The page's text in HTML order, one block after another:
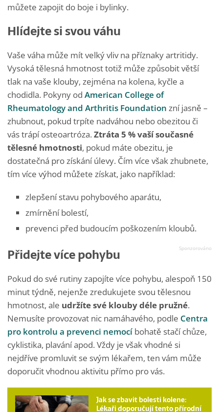
můžete zapojit do boje i bylinky.
Hlídejte si svou váhu
Vaše váha může mít velký vliv na příznaky artritidy.
Vysoká tělesná hmotnost totiž může způsobit větší
tlak na vaše klouby, zejména na kolena, kyčle a
chodidla. Pokyny od American College of
Rheumatology and Arthritis Foundation zní jasně –
zhubnout, pokud trpíte nadváhou nebo obezitou či
vás trápí osteoartróza. Ztráta 5 % vaší současné
tělesné hmotnosti, pokud máte obezitu, je
dostatečná pro získání úlevy. Čím více však zhubnete,
tím více výhod můžete získat, jako například:
zlepšení stavu pohybového aparátu,
zmírnění bolestí,
prevenci před budoucím poškozením kloubů.
Přidejte více pohybu
Pokud do své rutiny zapojíte více pohybu, alespoň 150
minut týdně, nejenže zredukujete svou tělesnou
hmotnost, ale udržíte své klouby déle pružné.
Nemusíte provozovat nic namáhavého, podle Centra
pro kontrolu a prevenci nemocí bohatě stačí chůze,
cyklistika, plavání apod. Vždy je však vhodné si
nejdříve promluvit se svým lékařem, ten vám může
doporučit vhodnou aktivitu přímo pro vás.
Jak se zbavit bolesti kolene:
Lékaři doporučují tento přírodní